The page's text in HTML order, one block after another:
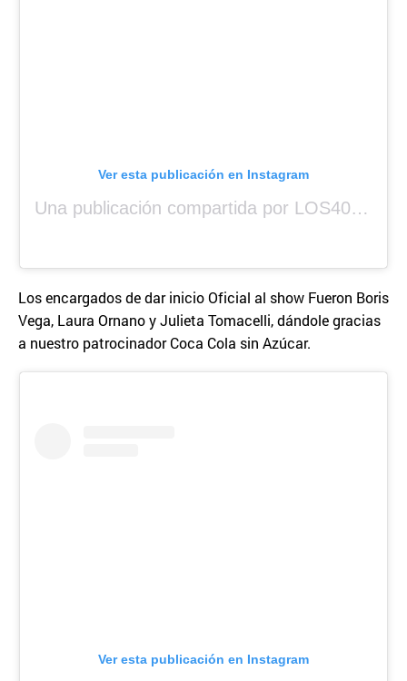
Ver esta publicación en Instagram
Una publicación compartida por LOS40 Panamá (@los40panama)
Los encargados de dar inicio Oficial al show Fueron Boris
Vega, Laura Ornano y Julieta Tomacelli, dándole gracias
a nuestro patrocinador Coca Cola sin Azúcar.
Ver esta publicación en Instagram